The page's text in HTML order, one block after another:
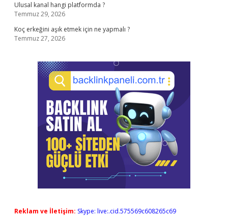
Ulusal kanal hangi platformda ?
Temmuz 29, 2026
Koç erkeğini aşık etmek için ne yapmalı ?
Temmuz 27, 2026
Reklam ve İletişim: Skype: live:.cid.575569c608265c69